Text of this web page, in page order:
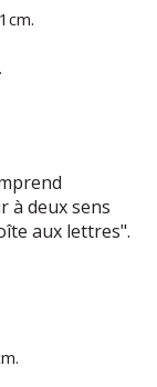
à deux sens
aux lettres".